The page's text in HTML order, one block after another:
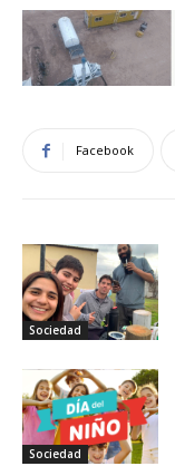
Facebook
Sociedad
Sociedad